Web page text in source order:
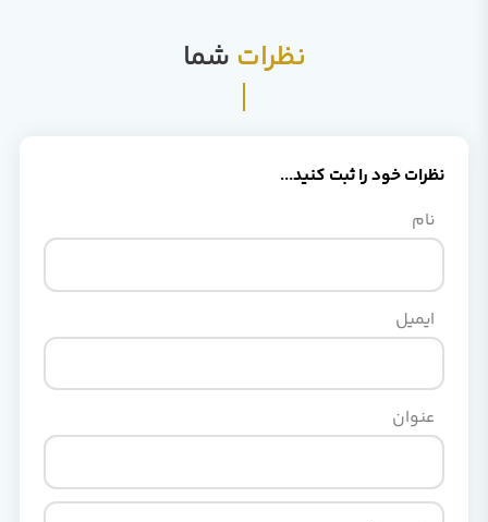
نظرات شما
نظرات خود را ثبت کنید...
نام
ایمیل
عنوان